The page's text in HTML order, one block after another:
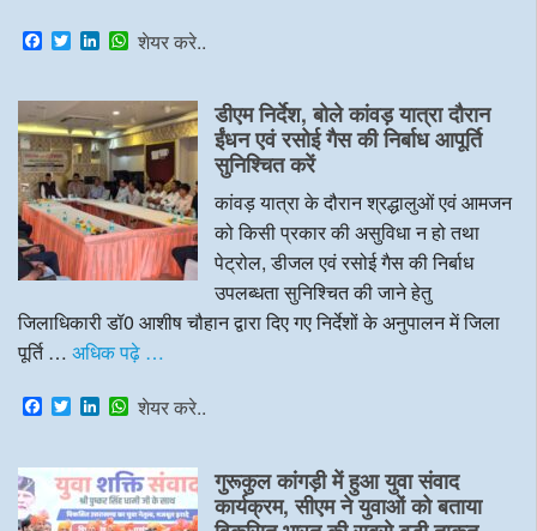
F
a
e
b
o
o
k
T
w
t
t
e
r
L
k
e
d
I
n
W
t
s
A
p
p
शेयर करे..
डीएम निर्देश, बोले कांवड़ यात्रा दौरान
ईंधन एवं रसोई गैस की निर्बाध आपूर्ति
सुनिश्चित करें
कांवड़ यात्रा के दौरान श्रद्धालुओं एवं आमजन
को किसी प्रकार की असुविधा न हो तथा
पेट्रोल, डीजल एवं रसोई गैस की निर्बाध
उपलब्धता सुनिश्चित की जाने हेतु
जिलाधिकारी डॉ0 आशीष चौहान द्वारा दिए गए निर्देशों के अनुपालन में जिला
पूर्ति … अधिक पढ़े …
F
a
e
b
o
T
w
t
t
e
r
L
k
e
d
I
W
t
s
A
p
शेयर करे..
गुरूकुल कांगड़ी में हुआ युवा संवाद
कार्यक्रम, सीएम ने युवाओं को बताया